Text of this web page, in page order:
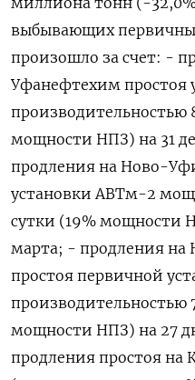
выбывающих
произошло за счет: -
Уфанефтехим простоя
производительностью
мощности НПЗ) на 31
продления на Ново-
установки АВТм-2
сутки (19% мощности
марта; - продления
простоя первичной
производительностью
мощности НПЗ) на 27
продления простоя на